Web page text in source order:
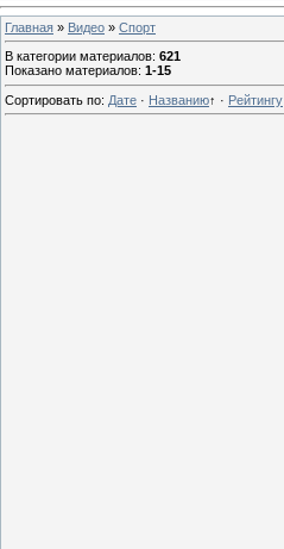
Главная » Видео » Спорт
В категории материалов: 621
Показано материалов: 1-15
Сортировать по: Дате · Названию↑ · Рейтингу